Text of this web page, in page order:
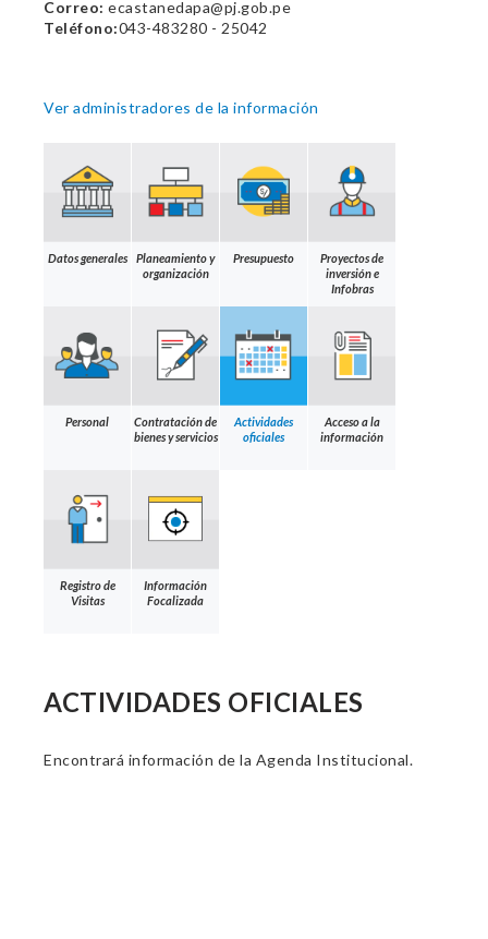
Correo: ecastanedapa@pj.gob.pe
Teléfono:043-483280 - 25042
Ver administradores de la información
Datos generales
Planeamiento y
organización
Presupuesto
Proyectos de
inversión e
Infobras
Personal
Contratación de
bienes y servicios
Actividades
oficiales
Acceso a la
información
Registro de
Visitas
Información
Focalizada
ACTIVIDADES OFICIALES
Encontrará información de la Agenda Institucional.